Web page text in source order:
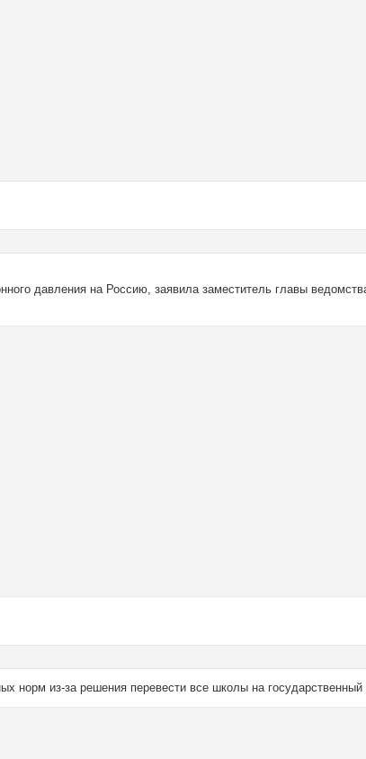
давления на Россию, заявила заместитель главы
из-за решения перевести все школы на государственный